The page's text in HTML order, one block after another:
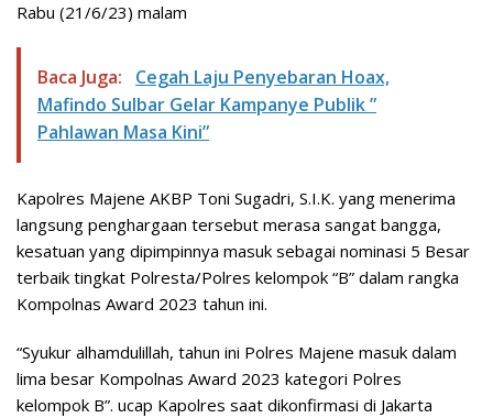
Rabu (21/6/23) malam
Baca Juga:
Cegah Laju Penyebaran Hoax,
Mafindo Sulbar Gelar Kampanye Publik ”
Pahlawan Masa Kini”
Kapolres Majene AKBP Toni Sugadri, S.I.K. yang menerima
langsung penghargaan tersebut merasa sangat bangga,
kesatuan yang dipimpinnya masuk sebagai nominasi 5 Besar
terbaik tingkat Polresta/Polres kelompok “B” dalam rangka
Kompolnas Award 2023 tahun ini.
“Syukur alhamdulillah, tahun ini Polres Majene masuk dalam
lima besar Kompolnas Award 2023 kategori Polres
kelompok B”. ucap Kapolres saat dikonfirmasi di Jakarta